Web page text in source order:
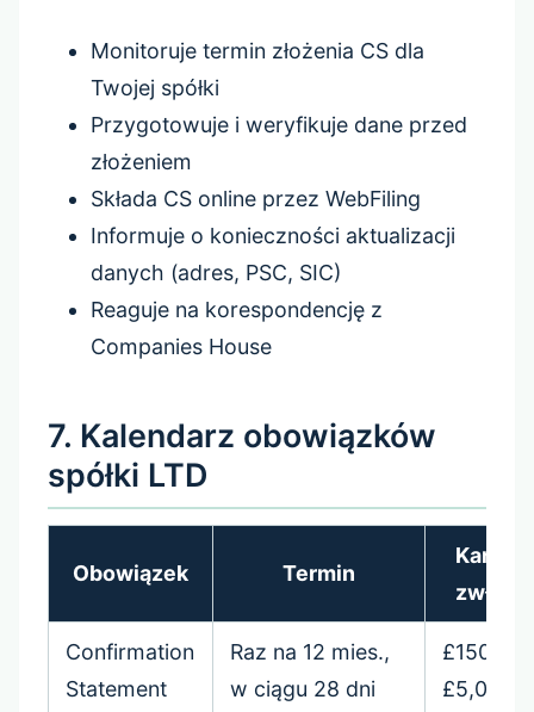
Monitoruje termin złożenia CS dla
Twojej spółki
Przygotowuje i weryfikuje dane przed
złożeniem
Składa CS online przez WebFiling
Informuje o konieczności aktualizacji
danych (adres, PSC, SIC)
Reaguje na korespondencję z
Companies House
7. Kalendarz obowiązków
spółki LTD
Obowiązek Termin
Kara za
zwłokę
Confirmation
Statement
Raz na 12 mies.,
w ciągu 28 dni
£150–
£5,000 +